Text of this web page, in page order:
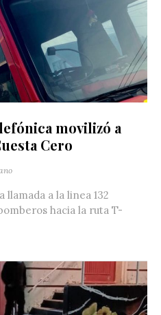
movilizó a
Cero
llamada a la linea 132
hacia la ruta T-